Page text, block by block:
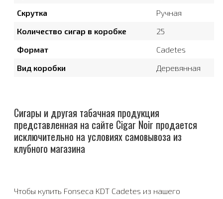
Скрутка
Ручная
Количество сигар в коробке
25
Формат
Cadetes
Вид коробки
Деревянная
Сигары и другая табачная продукция
представленная на сайте Cigar Noir продается
исключительно на условиях самовывоза из
клубного магазина
Чтобы купить Fonseca KDT Cadetes из нашего